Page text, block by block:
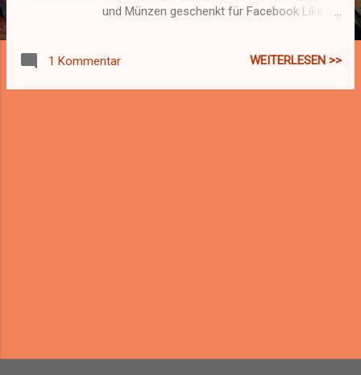
und Münzen geschenkt für Facebook Likes,
sich Geldbündel im Play Store kaufen, zahlt
man ein halbes Vermögen für ein Auto.
1 Kommentar WEITERLESEN >>